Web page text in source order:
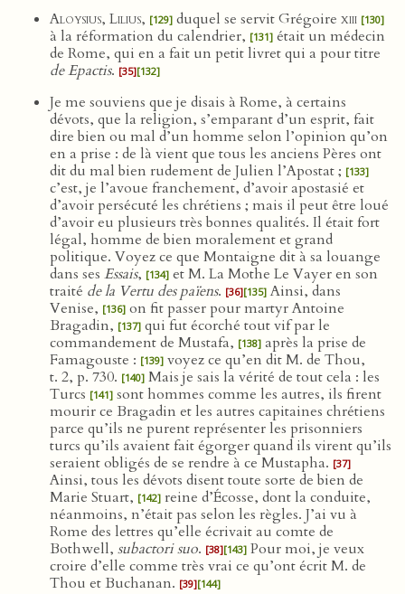
Aloysius, Lilius, [129] duquel se servit Grégoire xiii [130]
à la réformation du calendrier, [131] était un médecin
de Rome, qui en a fait un petit livret qui a pour titre
de Epactis. [35][132]
Je me souviens que je disais à Rome, à certains
dévots, que la religion, s’emparant d’un esprit, fait
dire bien ou mal d’un homme selon l’opinion qu’on
en a prise : de là vient que tous les anciens Pères ont
dit du mal bien rudement de Julien l’Apostat ; [133]
c’est, je l’avoue franchement, d’avoir apostasié et
d’avoir persécuté les chrétiens ; mais il peut être loué
d’avoir eu plusieurs très bonnes qualités. Il était fort
légal, homme de bien moralement et grand
politique. Voyez ce que Montaigne dit à sa louange
dans ses Essais, [134] et M. La Mothe Le Vayer en son
traité de la Vertu des païens. [36][135] Ainsi, dans
Venise, [136] on fit passer pour martyr Antoine
Bragadin, [137] qui fut écorché tout vif par le
commandement de Mustafa, [138] après la prise de
Famagouste : [139] voyez ce qu’en dit M. de Thou,
t. 2, p. 730. [140] Mais je sais la vérité de tout cela : les
Turcs [141] sont hommes comme les autres, ils firent
mourir ce Bragadin et les autres capitaines chrétiens
parce qu’ils ne purent représenter les prisonniers
turcs qu’ils avaient fait égorger quand ils virent qu’ils
seraient obligés de se rendre à ce Mustapha. [37]
Ainsi, tous les dévots disent toute sorte de bien de
Marie Stuart, [142] reine d’Écosse, dont la conduite,
néanmoins, n’était pas selon les règles. J’ai vu à
Rome des lettres qu’elle écrivait au comte de
Bothwell, subactori suo. [38][143] Pour moi, je veux
croire d’elle comme très vrai ce qu’ont écrit M. de
Thou et Buchanan. [39][144]